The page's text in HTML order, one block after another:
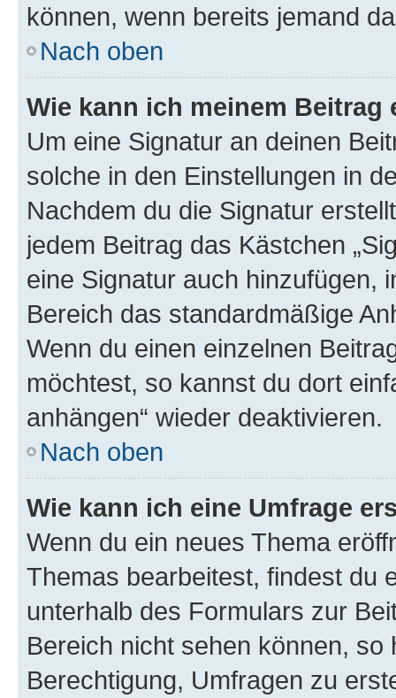
können, wenn bereits jemand
Nach oben
Wie kann ich meinem
Um eine Signatur an deinen
solche in den Einstellungen in
Nachdem du die Signatur
jedem Beitrag das Kästchen
eine Signatur auch hinzufügen,
Bereich das standardmäßige
Wenn du einen einzelnen
möchtest, so kannst du dort
anhängen“ wieder deaktivieren.
Nach oben
Wie kann ich eine Umfrage
Wenn du ein neues Thema
Themas bearbeitest, findest du
unterhalb des Formulars zur
Bereich nicht sehen können,
Berechtigung, Umfragen zu